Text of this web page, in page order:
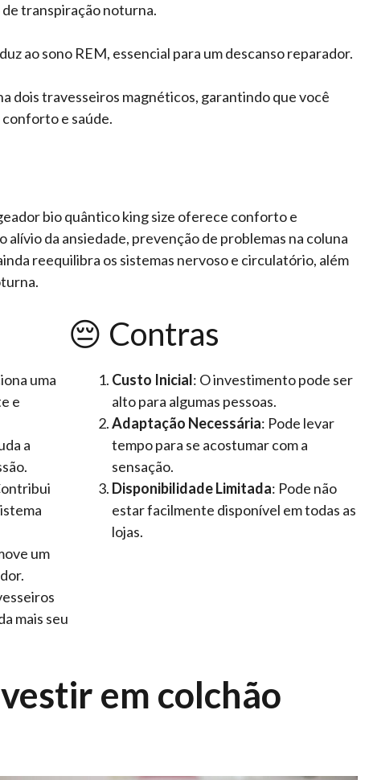
transpiração noturna.
ao sono REM, essencial para um descanso reparador.
dois travesseiros magnéticos, garantindo que você
e saúde.
bio quântico king size oferece conforto e
da ansiedade, prevenção de problemas na coluna
reequilibra os sistemas nervoso e circulatório, além
uma
e
a
um
mais seu
😔 Contras
Custo Inicial: O investimento pode ser
alto para algumas pessoas.
Adaptação Necessária: Pode levar
tempo para se acostumar com a
sensação.
Disponibilidade Limitada: Pode não
estar facilmente disponível em todas as
lojas.
em colchão